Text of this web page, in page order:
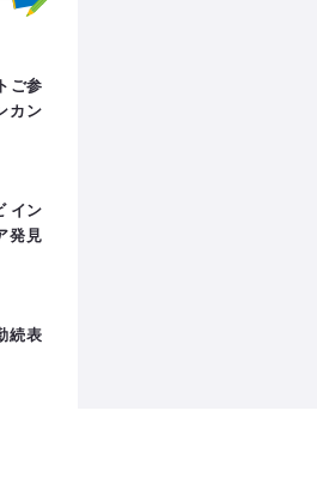
ご参
カン
イン
発見
続表